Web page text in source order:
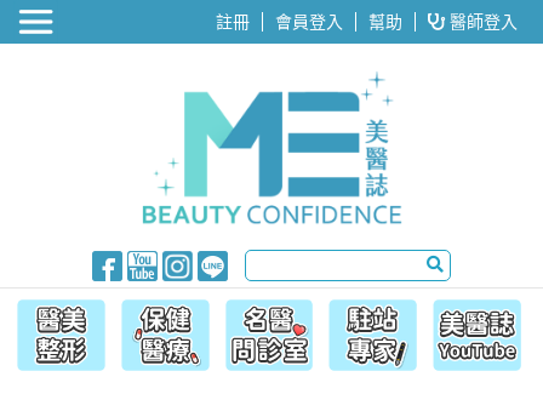
醫美整形 註冊 會員登入 幫助 醫師登入